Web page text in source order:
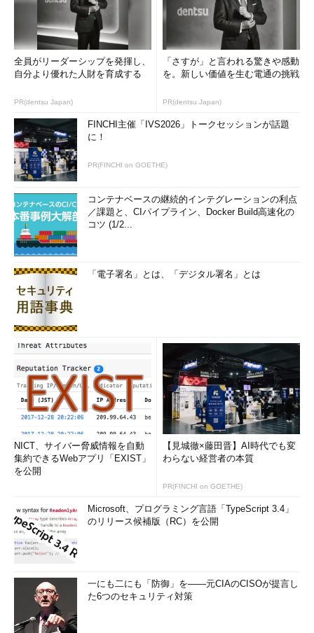
全員がリーダーシップを発揮し、
自分より優れた人財を育成する
PR(dentsu Japan)
「さすが」と言われる驚きや感動
を。新しい価値を生む電通の挑戦
PR(dentsu Japan)
FINCHI主催「IVS2026」トークセッションが話題
に！
PR(FINCHI on GOETHE)
コンテナベースの継続的インテグレーションの利点
／課題と、CIパイプライン、Docker Build高速化の
コツ (1/2...
「電子署名」とは、「デジタル署名」とは
NICT、サイバー脅威情報を自動
集約できるWebアプリ「EXIST」
を公開
【見城徹×藤田晋】AI時代でも変
わらない経営者の本質
PR(FINCHI on GOETHE)
Microsoft、プログラミング言語「TypeScript 3.4」
のリリース候補版（RC）を公開
一にも二にも「防御」を――元CIAのCISOが提言し
た6つのセキュリティ対策